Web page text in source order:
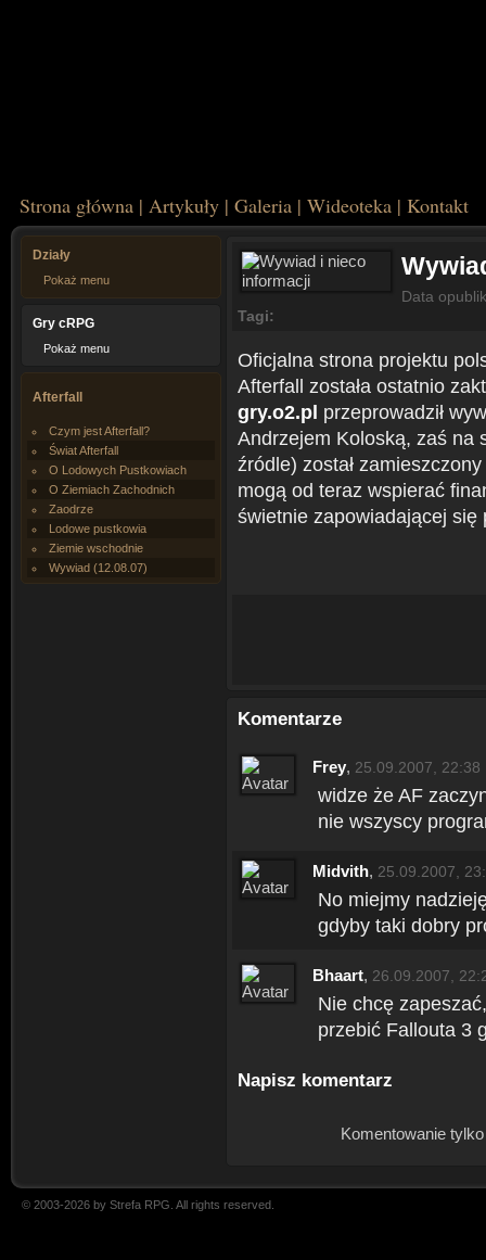
Strona główna | Artykuły | Galeria | Wideoteka | Kontakt
Działy
Pokaż menu
Gry cRPG
Pokaż menu
Afterfall
Czym jest Afterfall?
Świat Afterfall
O Lodowych Pustkowiach
O Ziemiach Zachodnich
Zaodrze
Lodowe pustkowia
Ziemie wschodnie
Wywiad (12.08.07)
Data
Tagi:
Oficjalna strona projektu
Afterfall została ostatnio
gry.o2.pl przeprowadził
Andrzejem Koloską, zaś na
źródle) został
mogą od teraz wspierać
świetnie zapowiadającej się
Komentarze
Frey, 25.09.2007, 22:38
widze że AF
nie wszyscy
Midvith, 25.09.2007,
No miejmy
gdyby taki dobry
Bhaart, 26.09.2007,
Nie chcę
przebić Fallouta 3
Napisz komentarz
Komentowanie
© 2003-2026 by Strefa RPG. All rights reserved.